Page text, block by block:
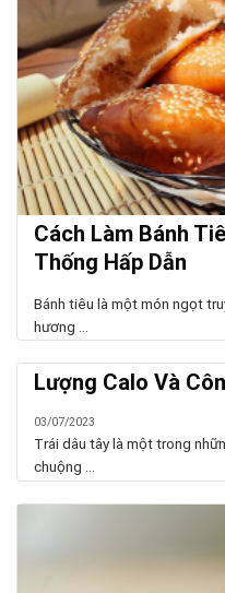
Cách Làm Bánh
Thống Hấp Dẫn
Bánh tiêu là một món ngọt
hương ...
Lượng Calo Và
03/07/2023
Trái dâu tây là một trong
chuộng ...